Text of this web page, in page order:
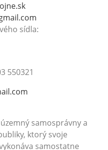
sídla:
550321
samosprávny a
ktorý svoje
samostatne